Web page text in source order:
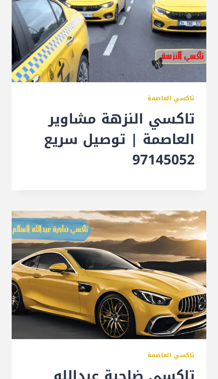
تاكسي العاصمة
تاكسي النزهة مشاوير
العاصمة | توصيل سريع
97145052
تاكسي العاصمة